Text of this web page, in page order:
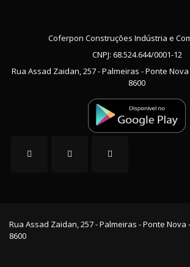
Coferpon Construções Indústria e
CNPJ: 68.524.644/0001-12
Rua Assad Zaidan, 257 - Palmeiras - Ponte Nova
8600
Rua Assad Zaidan, 257 - Palmeiras - Ponte Nova
8600